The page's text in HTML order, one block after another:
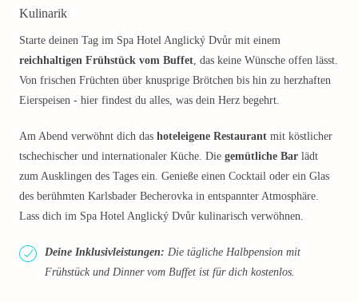
Kulinarik
Starte deinen Tag im Spa Hotel Anglický Dvůr mit einem
reichhaltigen Frühstück vom Buffet, das keine Wünsche offen lässt.
Von frischen Früchten über knusprige Brötchen bis hin zu herzhaften
Eierspeisen - hier findest du alles, was dein Herz begehrt.
Am Abend verwöhnt dich das hoteleigene Restaurant mit köstlicher
tschechischer und internationaler Küche. Die gemütliche Bar lädt
zum Ausklingen des Tages ein. Genieße einen Cocktail oder ein Glas
des berühmten Karlsbader Becherovka in entspannter Atmosphäre.
Lass dich im Spa Hotel Anglický Dvůr kulinarisch verwöhnen.
Deine Inklusivleistungen: Die tägliche Halbpension mit
Frühstück und Dinner vom Buffet ist für dich kostenlos.